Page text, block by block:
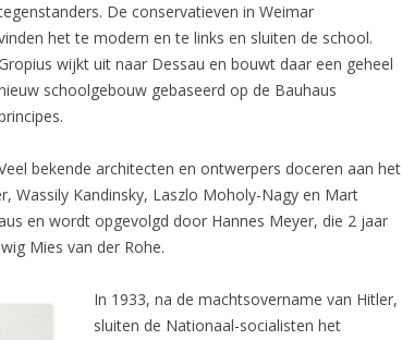
De conservatieven in Weimar
het te modern en te links en sluiten de school.
wijkt uit naar Dessau en bouwt daar een geheel
schoolgebouw gebaseerd op de Bauhaus
bekende architecten en ontwerpers doceren aan het
Wassily Kandinsky, Laszlo Moholy-Nagy en Mart
en wordt opgevolgd door Hannes Meyer, die 2 jaar
Mies van der Rohe.
In 1933, na de machtsovername van Hitler,
sluiten de Nationaal-socialisten het